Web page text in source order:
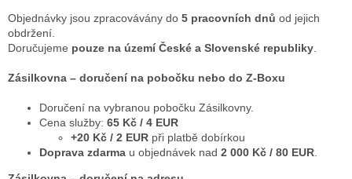
Objednávky jsou zpracovávány do 5 pracovních dnů od jejich
obdržení.
Doručujeme pouze na území České a Slovenské republiky
Zásilkovna – doručení na pobočku nebo do Z-Boxu
Doručení na vybranou pobočku Zásilkovny.
Cena služby: 65 Kč / 4 EUR
+20 Kč / 2 EUR při platbě dobírkou
Doprava zdarma u objednávek nad 2 000 Kč / 80 EUR